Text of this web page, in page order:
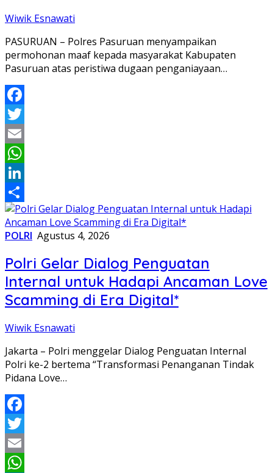
Wiwik Esnawati
PASURUAN – Polres Pasuruan menyampaikan
permohonan maaf kepada masyarakat Kabupaten
Pasuruan atas peristiwa dugaan penganiayaan…
Facebook
Twitter
Email
WhatsApp
LinkedIn
Share
POLRI Agustus 4, 2026
Polri Gelar Dialog Penguatan
Internal untuk Hadapi Ancaman Love
Scamming di Era Digital*
Wiwik Esnawati
Jakarta – Polri menggelar Dialog Penguatan Internal
Polri ke-2 bertema “Transformasi Penanganan Tindak
Pidana Love…
Facebook
Twitter
Email